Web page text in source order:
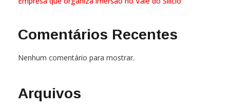
Comentários Recentes
Nenhum comentário para mostrar.
Arquivos